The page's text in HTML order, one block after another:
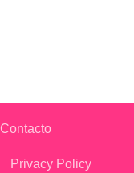
Contacto
Privacy Policy